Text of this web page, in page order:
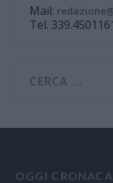
Mail:
Tel.
OGGI CRONACA